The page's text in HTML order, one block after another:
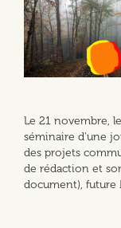
Le 21 novembre,
séminaire d'une
des projets
de rédaction et
document),